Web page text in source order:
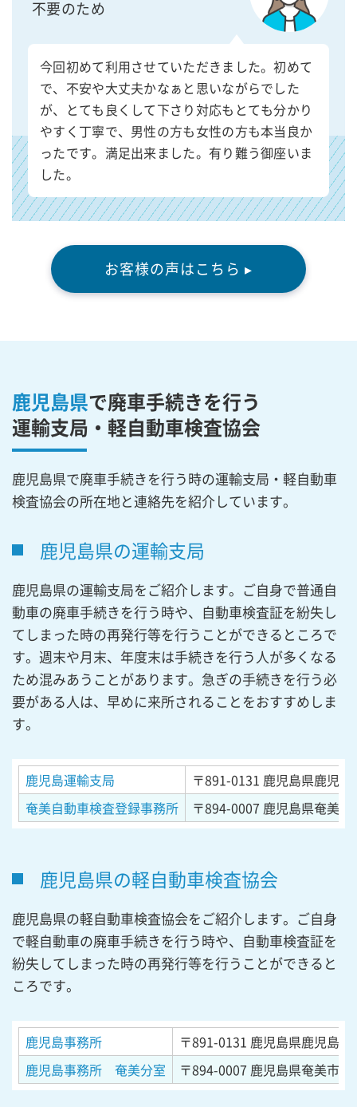
不要のため
今回初めて利用させていただきました。初めて
で、不安や大丈夫かなぁと思いながらでした
が、とても良くして下さり対応もとても分かり
やすく丁寧で、男性の方も女性の方も本当良か
ったです。満足出来ました。有り難う御座いま
した。
お客様の声はこちら ▸
鹿児島県で廃車手続きを行う
運輸支局・軽自動車検査協会
鹿児島県で廃車手続きを行う時の運輸支局・軽自動車
検査協会の所在地と連絡先を紹介しています。
鹿児島県の運輸支局
鹿児島県の運輸支局をご紹介します。ご自身で普通自
動車の廃車手続きを行う時や、自動車検査証を紛失し
てしまった時の再発行等を行うことができるところで
す。週末や月末、年度末は手続きを行う人が多くなる
ため混みあうことがあります。急ぎの手続きを行う必
要がある人は、早めに来所されることをおすすめしま
す。
鹿児島運輸支局 〒891-0131 鹿児島県鹿児
奄美自動車検査登録事務所
〒894-0007 鹿児島県奄美
鹿児島県の軽自動車検査協会
鹿児島県の軽自動車検査協会をご紹介します。ご自身
で軽自動車の廃車手続きを行う時や、自動車検査証を
紛失してしまった時の再発行等を行うことができると
ころです。
鹿児島事務所 〒891-0131 鹿児島県鹿児島
鹿児島事務所 奄美分室
〒894-0007 鹿児島県奄美市